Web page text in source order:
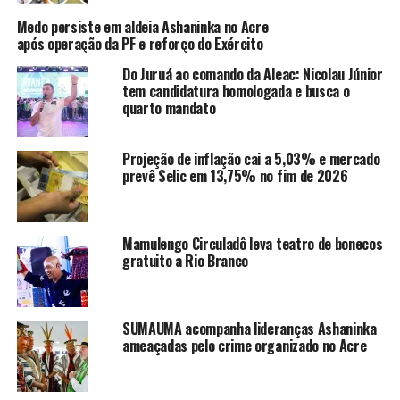
e Patrimônio para Iniciantes da Fundação de Cultura
Elias Mansour (FEM), com recursos da Política Nacional
Aldir Blanc (Pnab), em parceria com o Governo do Acre.
Compartilhe isso:
Facebook
Telegram
Relacionado
Medo persiste em aldeia Ashaninka no Acre
após operação da PF e reforço do Exército
Do Juruá ao comando da Aleac: Nicolau Júnior
tem candidatura homologada e busca o
quarto mandato
Projeção de inflação cai a 5,03% e mercado
prevê Selic em 13,75% no fim de 2026
Mamulengo Circuladô leva teatro de bonecos
gratuito a Rio Branco
SUMAÚMA acompanha lideranças Ashaninka
ameaçadas pelo crime organizado no Acre